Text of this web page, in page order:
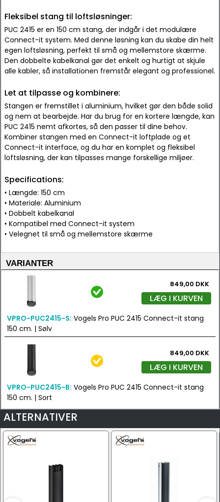
Fleksibel stang til loftsløsninger:
PUC 2415 er en 150 cm stang, der indgår i det modulære
Connect-it system. Med denne løsning kan du skabe din helt
egen loftsløsning, perfekt til små og mellemstore skærme.
Den dobbelte kabelkanal gør det enkelt og hurtigt at skjule
alle kabler, så installationen fremstår elegant og professionel.
Let at tilpasse og kombinere:
Stangen er fremstillet i aluminium, hvilket gør den både solid
og nem at bearbejde. Har du brug for en kortere længde, kan
PUC 2415 nemt afkortes, så den passer til dine behov.
Kombiner stangen med en Connect-it loftplade og et
Connect-it interface, og du har en komplet og fleksibel
loftsløsning, der kan tilpasses mange forskellige miljøer.
Specifications:
• Længde: 150 cm
• Materiale: Aluminium
• Dobbelt kabelkanal
• Kompatibel med Connect-it system
• Velegnet til små og mellemstore skærme
VARIANTER
849,00 DKK
LÆG I KURVEN
VPRO-PUC2415-S: Vogels Pro PUC 2415 Connect-it stang
150 cm. | Sølv
849,00 DKK
LÆG I KURVEN
VPRO-PUC2415-B: Vogels Pro PUC 2415 Connect-it stang
150 cm. | Sort
ALTERNATIVER